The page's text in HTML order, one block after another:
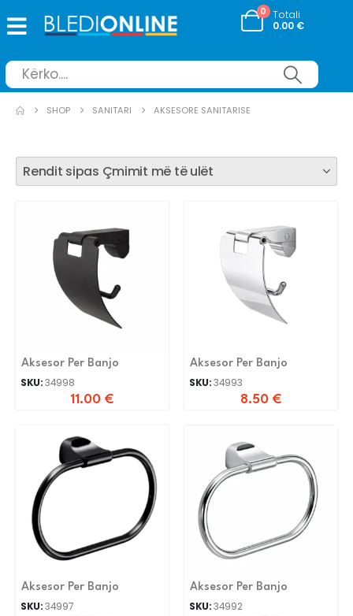
0 Totali
0.00 €
SHOP SANITARI AKSESORE SANITARISE
Aksesor Per Banjo
SKU:34998
11.00 €
Aksesor Per Banjo
SKU:34993
8.50 €
Aksesor Per Banjo
SKU:34997
Aksesor Per Banjo
SKU:34992